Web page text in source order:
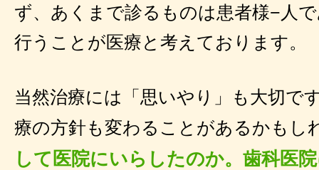
ず、あくまで診るものは患者様−人
行うことが医療と考えております。
当然治療には「思いやり」も大切で
療の方針も変わることがあるかもし
して医院にいらしたのか。歯科医